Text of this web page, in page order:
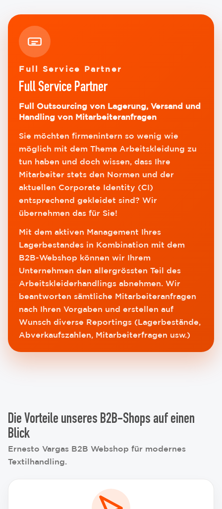
Full Service Partner
Full Service Partner
Full Outsourcing von Lagerung, Versand und
Handling von Mitarbeiteranfragen
Sie möchten firmenintern so wenig wie
möglich mit dem Thema Arbeitskleidung zu
tun haben und doch wissen, dass Ihre
Mitarbeiter stets den Normen und der
aktuellen Corporate Identity (CI)
entsprechend gekleidet sind? Wir
übernehmen das für Sie!
Mit dem aktiven Management Ihres
Lagerbestandes in Kombination mit dem
B2B-Webshop können wir Ihrem
Unternehmen den allergrössten Teil des
Arbeitskleiderhandlings abnehmen. Wir
beantworten sämtliche Mitarbeiteranfragen
nach Ihren Vorgaben und erstellen auf
Wunsch diverse Reportings (Lagerbestände,
Abverkaufszahlen, Mitarbeiterfragen usw.)
Die Vorteile unseres B2B-Shops auf einen
Blick
Ernesto Vargas B2B Webshop für modernes
Textilhandling.